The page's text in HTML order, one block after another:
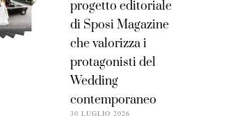
progetto editoriale
di Sposi Magazine
che valorizza i
protagonisti del
Wedding
contemporaneo
30 LUGLIO 2026